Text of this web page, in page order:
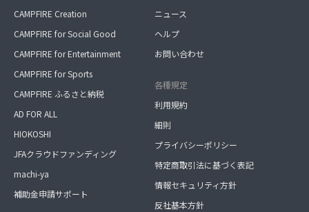
CAMPFIRE Creation
CAMPFIRE for Social Good
CAMPFIRE for Entertainment
CAMPFIRE for Sports
CAMPFIRE ふるさと納税
AD FOR ALL
HIOKOSHI
JFAクラウドファンディング
machi-ya
補助金申請サポート
ニュース
ヘルプ
お問い合わせ
各種規定
利用規約
細則
プライバシーポリシー
特定商取引法に基づく表記
情報セキュリティ方針
反社基本方針